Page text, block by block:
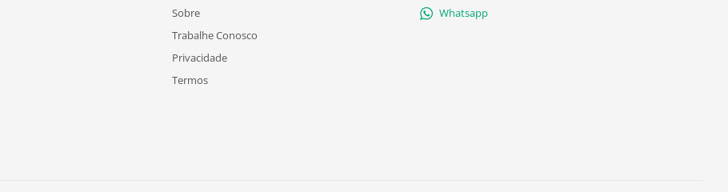
Sobre
Trabalhe Conosco
Privacidade
Termos
Whatsapp